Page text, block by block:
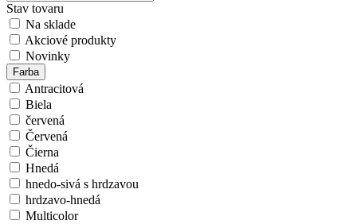
Stav tovaru
Na sklade
Akciové produkty
Novinky
Farba
Antracitová
Biela
červená
Červená
Čierna
Hnedá
hnedo-sivá s hrdzavou
hrdzavo-hnedá
Multicolor